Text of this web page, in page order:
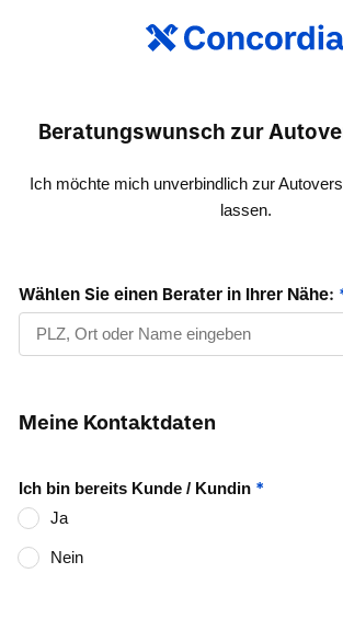
Beratungswunsch zur
Ich möchte mich unverbindlich zur
lassen.
Wählen Sie einen Berater in Ihrer Nähe:
Meine Kontaktdaten
Ich bin bereits Kunde / Kundin *
Ja
Nein